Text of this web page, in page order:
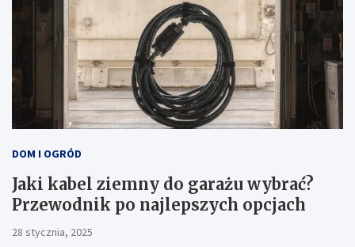
DOM I OGRÓD
Jaki kabel ziemny do garażu wybrać?
Przewodnik po najlepszych opcjach
28 stycznia, 2025